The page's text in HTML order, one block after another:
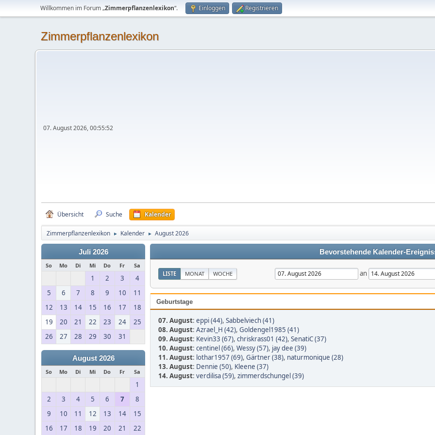
Willkommen im Forum „Zimmerpflanzenlexikon“. Einloggen Registrieren
Zimmerpflanzenlexikon
07. August 2026, 00:55:52
Übersicht Suche Kalender
Zimmerpflanzenlexikon ► Kalender ► August 2026
Juli 2026
So Mo Di Mi Do Fr Sa
1 2 3
4
5
6 7 8 9 10
11
12
13 14 15 16 17
18
19
20 21 22 23 24
25
26
27 28 29 30 31
August 2026
So Mo Di Mi Do Fr Sa
1
2
3 4 5 6 7
8
9
10 11 12 13 14
15
16
17 18 19 20 21 22
Bevorstehende Kalender-
LISTE MONAT WOCHE an
Geburtstage
07. August: eppi (44), Sabbelviech (41)
08. August: Azrael_H (42), Goldengel1985 (41)
09. August: Kevin33 (67), chriskrass01 (42), SenatiC (37)
10. August: centinel (66), Wessy (57), jay dee (39)
11. August: lothar1957 (69), Gärtner (38), naturmonique (28)
13. August: Dennie (50), Kleene (37)
14. August: verdilisa (59), zimmerdschungel (39)